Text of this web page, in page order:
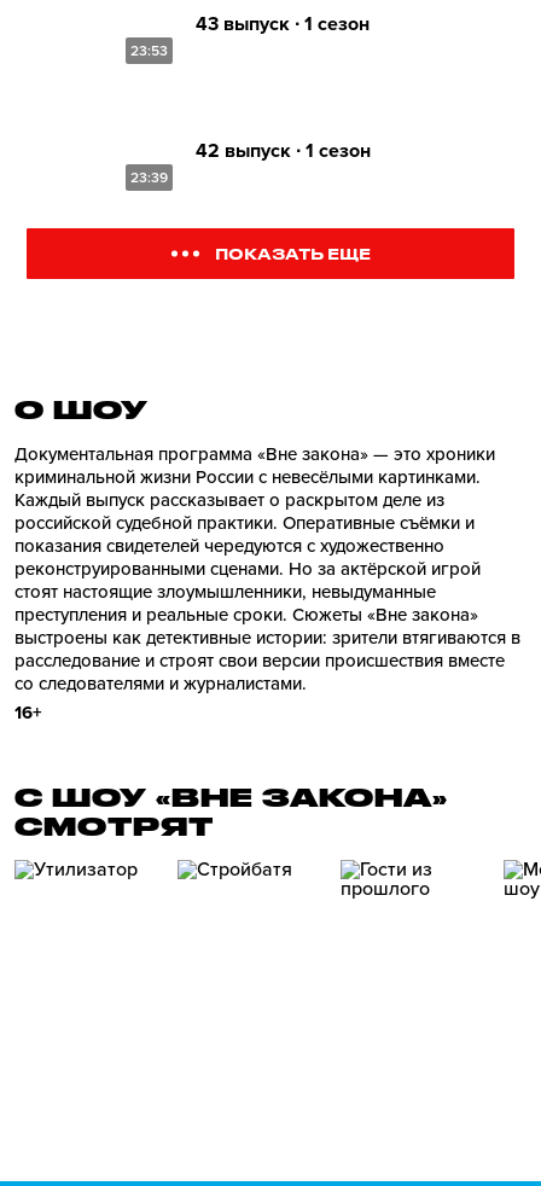
23:53
43 выпуск ∙ 1 сезон
23:39
42 выпуск ∙ 1 сезон
ПОКАЗАТЬ ЕЩЕ
О ШОУ
Документальная программа «Вне закона» — это хроники
криминальной жизни России с невесёлыми картинками.
Каждый выпуск рассказывает о раскрытом деле из
российской судебной практики. Оперативные съёмки и
показания свидетелей чередуются с художественно
реконструированными сценами. Но за актёрской игрой
стоят настоящие злоумышленники, невыдуманные
преступления и реальные сроки. Сюжеты «Вне закона»
выстроены как детективные истории: зрители втягиваются в
расследование и строят свои версии происшествия вместе
со следователями и журналистами.
16+
С ШОУ «ВНЕ ЗАКОНА»
СМОТРЯТ